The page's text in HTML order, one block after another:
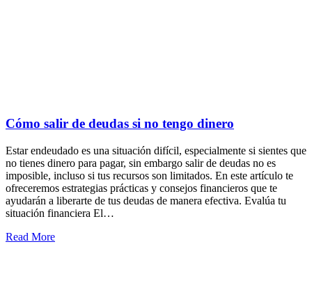
Cómo salir de deudas si no tengo dinero
Estar endeudado es una situación difícil, especialmente si sientes que
no tienes dinero para pagar, sin embargo salir de deudas no es
imposible, incluso si tus recursos son limitados. En este artículo te
ofreceremos estrategias prácticas y consejos financieros que te
ayudarán a liberarte de tus deudas de manera efectiva. Evalúa tu
situación financiera El…
Read More